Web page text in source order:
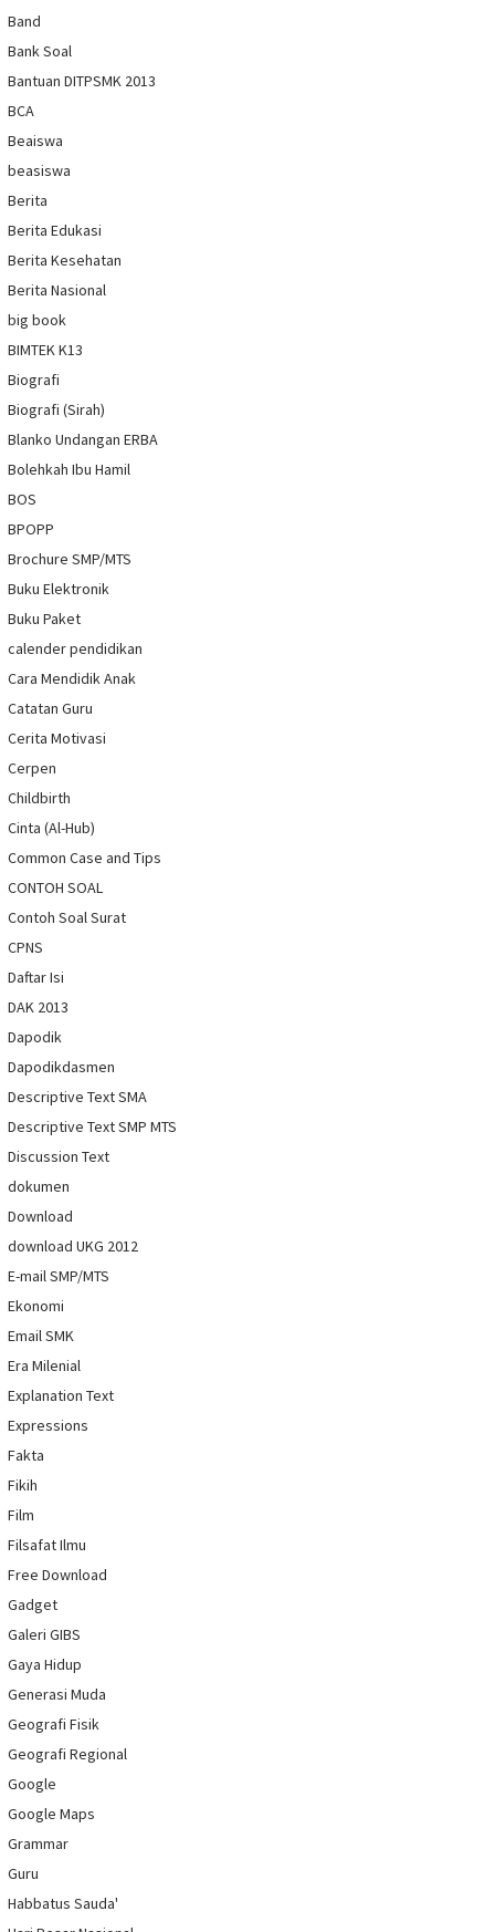
Band
Bank Soal
Bantuan DITPSMK 2013
BCA
Beaiswa
beasiswa
Berita
Berita Edukasi
Berita Kesehatan
Berita Nasional
big book
BIMTEK K13
Biografi
Biografi (Sirah)
Blanko Undangan ERBA
Bolehkah Ibu Hamil
BOS
BPOPP
Brochure SMP/MTS
Buku Elektronik
Buku Paket
calender pendidikan
Cara Mendidik Anak
Catatan Guru
Cerita Motivasi
Cerpen
Childbirth
Cinta (Al-Hub)
Common Case and Tips
CONTOH SOAL
Contoh Soal Surat
CPNS
Daftar Isi
DAK 2013
Dapodik
Dapodikdasmen
Descriptive Text SMA
Descriptive Text SMP MTS
Discussion Text
dokumen
Download
download UKG 2012
E-mail SMP/MTS
Ekonomi
Email SMK
Era Milenial
Explanation Text
Expressions
Fakta
Fikih
Film
Filsafat Ilmu
Free Download
Gadget
Galeri GIBS
Gaya Hidup
Generasi Muda
Geografi Fisik
Geografi Regional
Google
Google Maps
Grammar
Guru
Habbatus Sauda'